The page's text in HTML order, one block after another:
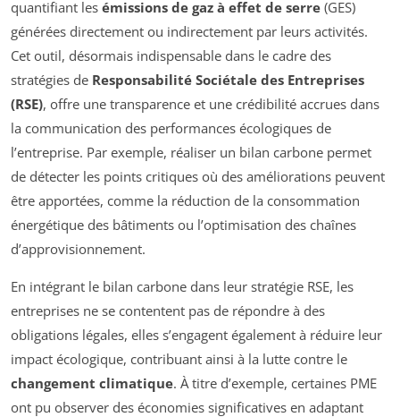
quantifiant les émissions de gaz à effet de serre (GES)
générées directement ou indirectement par leurs activités.
Cet outil, désormais indispensable dans le cadre des
stratégies de Responsabilité Sociétale des Entreprises
(RSE), offre une transparence et une crédibilité accrues dans
la communication des performances écologiques de
l’entreprise. Par exemple, réaliser un bilan carbone permet
de détecter les points critiques où des améliorations peuvent
être apportées, comme la réduction de la consommation
énergétique des bâtiments ou l’optimisation des chaînes
d’approvisionnement.
En intégrant le bilan carbone dans leur stratégie RSE, les
entreprises ne se contentent pas de répondre à des
obligations légales, elles s’engagent également à réduire leur
impact écologique, contribuant ainsi à la lutte contre le
changement climatique. À titre d’exemple, certaines PME
ont pu observer des économies significatives en adaptant